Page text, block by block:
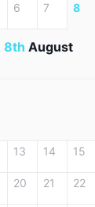
6 7 8
8th August
13 14 15
20 21 22